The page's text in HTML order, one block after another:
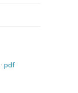
· pdf